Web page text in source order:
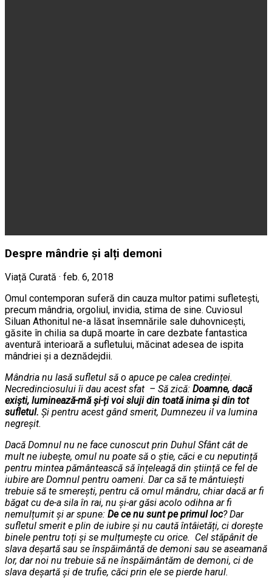
Despre mândrie și alți demoni
Viață Curată · feb. 6, 2018
Omul contemporan suferă din cauza multor patimi sufletești,
precum mândria, orgoliul, invidia, stima de sine. Cuviosul
Siluan Athonitul ne-a lăsat însemnările sale duhovnicești,
găsite în chilia sa după moarte în care dezbate fantastica
aventură interioară a sufletului, măcinat adesea de ispita
mândriei și a deznădejdii.
Mândria nu lasă sufletul să o apuce pe calea credinței.
Necredinciosului îi dau acest sfat – Să zică: Doamne, dacă
exiști, luminează-mă și-ți voi sluji din toată inima și din tot
sufletul. Și pentru acest gând smerit, Dumnezeu il va lumina
negreșit.
Dacă Domnul nu ne face cunoscut prin Duhul Sfânt cât de
mult ne iubește, omul nu poate să o știe, căci e cu neputință
pentru mintea pământească să înțeleagă din știință ce fel de
iubire are Domnul pentru oameni. Dar ca să te mântuiești
trebuie să te smerești, pentru că omul mândru, chiar dacă ar fi
băgat cu de-a sila în rai, nu și-ar găsi acolo odihna ar fi
nemulțumit și ar spune: De ce nu sunt pe primul loc? Dar
sufletul smerit e plin de iubire și nu caută întâietăți, ci dorește
binele pentru toți și se mulțumește cu orice. Cel stăpânit de
slava deșartă sau se înspăimântă de demoni sau se aseamană
lor, dar noi nu trebuie să ne înspăimântăm de demoni, ci de
slava deșartă și de trufie, căci prin ele se pierde harul.